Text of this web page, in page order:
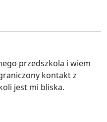
przedszkola i wiem
kontakt z
jest mi bliska.